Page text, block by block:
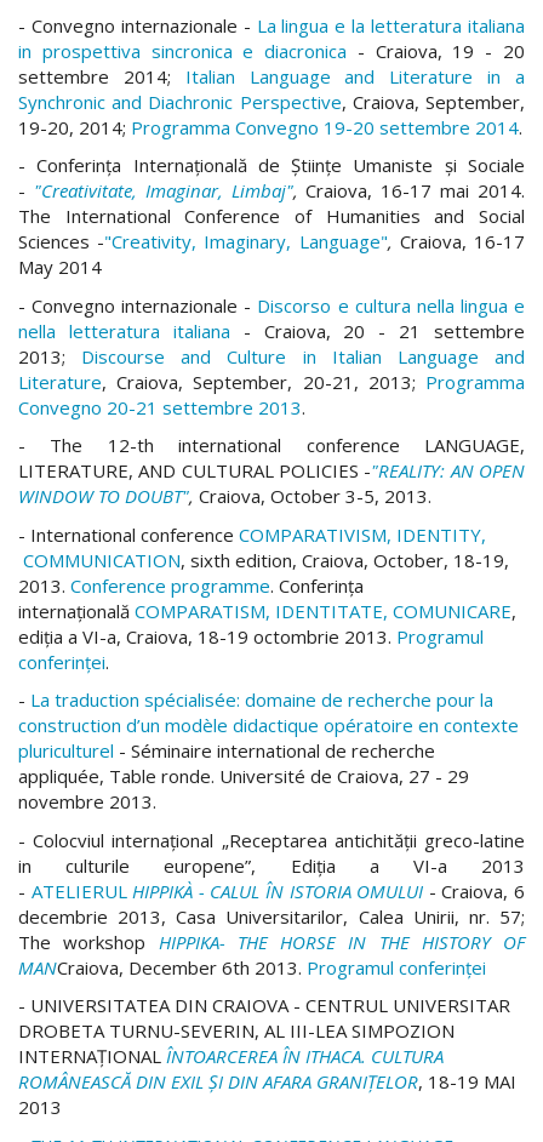
- Convegno internazionale - La lingua e la letteratura italiana
in prospettiva sincronica e diacronica - Craiova, 19 - 20
settembre 2014;
Italian Language and Literature in a
Synchronic and Diachronic Perspective, Craiova, September,
19-20, 2014; Programma Convegno 19-20 settembre 2014.
- Conferința Internațională de Științe Umaniste și Sociale
- "Creativitate, Imaginar, Limbaj", Craiova, 16-17 mai 2014.
The International Conference of Humanities and Social
Sciences -"Creativity, Imaginary, Language", Craiova, 16-17
May 2014
- Convegno internazionale - Discorso e cultura nella lingua e
nella letteratura italiana
- Craiova, 20 - 21 settembre
2013;
Discourse and Culture in Italian Language and
Literature, Craiova, September, 20-21, 2013; Programma
Convegno 20-21 settembre 2013.
- The 12-th international conference LANGUAGE,
LITERATURE, AND CULTURAL POLICIES -"REALITY: AN OPEN
WINDOW TO DOUBT", Craiova, October 3-5, 2013.
- International conference COMPARATIVISM, IDENTITY,
COMMUNICATION, sixth edition, Craiova, October, 18-19,
2013. Conference programme. Conferinţa
internaţională COMPARATISM, IDENTITATE, COMUNICARE,
ediţia a VI-a, Craiova, 18-19 octombrie 2013. Programul
conferinţei.
- La traduction spécialisée: domaine de recherche pour la
construction d’un modèle didactique opératoire en contexte
pluriculturel - Séminaire international de recherche
appliquée, Table ronde. Université de Craiova, 27 - 29
novembre 2013.
- Colocviul internaţional „Receptarea antichităţii greco-latine
in culturile europene”, Ediţia a VI-a 2013
- ATELIERUL HIPPIKÀ - CALUL ÎN ISTORIA OMULUI - Craiova, 6
decembrie 2013, Casa Universitarilor, Calea Unirii, nr. 57;
The workshop
HIPPIKA- THE HORSE IN THE HISTORY OF
MANCraiova, December 6th 2013. Programul conferinței
- UNIVERSITATEA DIN CRAIOVA - CENTRUL UNIVERSITAR
DROBETA TURNU-SEVERIN, AL III-LEA SIMPOZION
INTERNAŢIONAL ÎNTOARCEREA ÎN ITHACA. CULTURA
ROMÂNEASCĂ DIN EXIL ŞI DIN AFARA GRANIŢELOR, 18-19 MAI
2013